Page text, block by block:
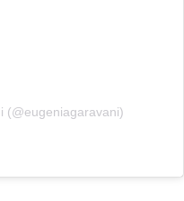
(@eugeniagaravani)